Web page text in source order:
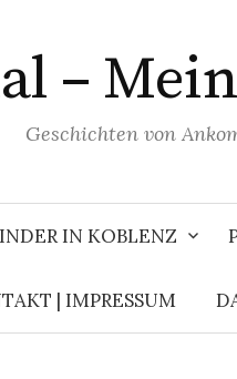
–
Geschichten von
IN KOBLENZ
| IMPRESSUM